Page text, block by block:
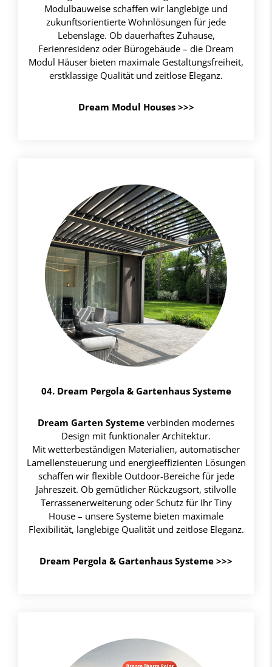
Modulbauweise schaffen wir langlebige und
zukunftsorientierte Wohnlösungen für jede
Lebenslage. Ob dauerhaftes Zuhause,
Ferienresidenz oder Bürogebäude – die Dream
Modul Häuser bieten maximale Gestaltungsfreiheit,
erstklassige Qualität und zeitlose Eleganz.
Dream Modul Houses >>>
04. Dream Pergola & Gartenhaus Systeme
Dream Garten Systemeverbinden modernes
Design mit funktionaler Architektur.
Mit wetterbeständigen Materialien, automatischer
Lamellensteuerung und energieeffizienten Lösungen
schaffen wir flexible Outdoor-Bereiche für jede
Jahreszeit. Ob gemütlicher Rückzugsort, stilvolle
Terrassenerweiterung oder Schutz für Ihr Tiny
House – unsere Systeme bieten maximale
Flexibilität, langlebige Qualität und zeitlose Eleganz.
Dream Pergola & Gartenhaus Systeme>>>